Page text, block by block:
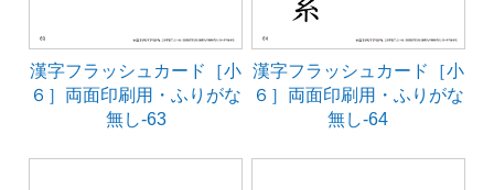
漢字フラッシュカード［小
６］両面印刷用・ふりがな
無し-63
漢字フラッシュカード［小
６］両面印刷用・ふりがな
無し-64